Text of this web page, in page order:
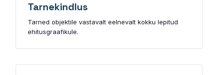
Tarnekindlus
Tarned objektile vastavalt eelnevalt kokku lepitud
ehitusgraafikule.